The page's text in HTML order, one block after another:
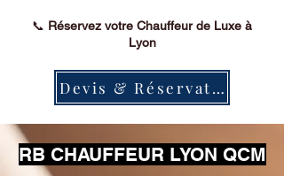
📞 Réservez votre Chauffeur de Luxe à
Lyon
Devis & Réservation
RB CHAUFFEUR LYON QCM